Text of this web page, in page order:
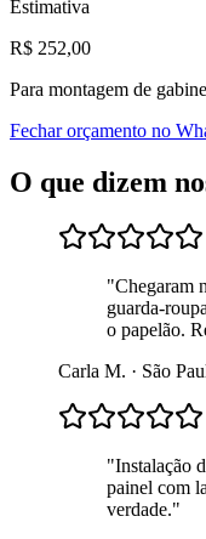
Estimativa
R$ 252,00
Para montagem de
Fechar orçamento no
O que dizem
"Chegaram
guarda-
o papelão.
Carla M. · São
"Instalação
painel com
verdade."